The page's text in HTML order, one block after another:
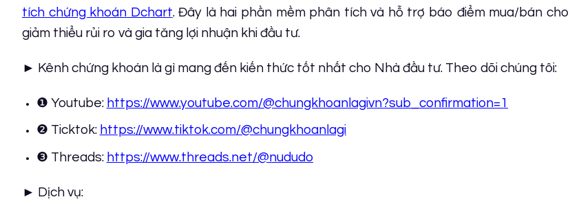
tích chứng khoán Dchart. Đây là hai phần mềm phân tích và hỗ trợ báo điểm mua/bán
giảm thiểu rủi ro và gia tăng lợi nhuận khi đầu tư.
► Kênh chứng khoán là gì mang đến kiến thức tốt nhất cho Nhà đầu tư. Theo dõi chúng tôi:
❶ Youtube: https://www.youtube.com/@chungkhoanlagivn?sub_confirmation=1
❷ Ticktok: https://www.tiktok.com/@chungkhoanlagi
❸ Threads: https://www.threads.net/@nududo
► Dịch vụ: